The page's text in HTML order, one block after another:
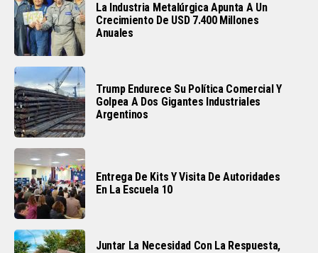
La Industria Metalúrgica Apunta A Un
Crecimiento De USD 7.400 Millones
Anuales
Trump Endurece Su Política Comercial Y
Golpea A Dos Gigantes Industriales
Argentinos
Entrega De Kits Y Visita De Autoridades
En La Escuela 10
Juntar La Necesidad Con La Respuesta,